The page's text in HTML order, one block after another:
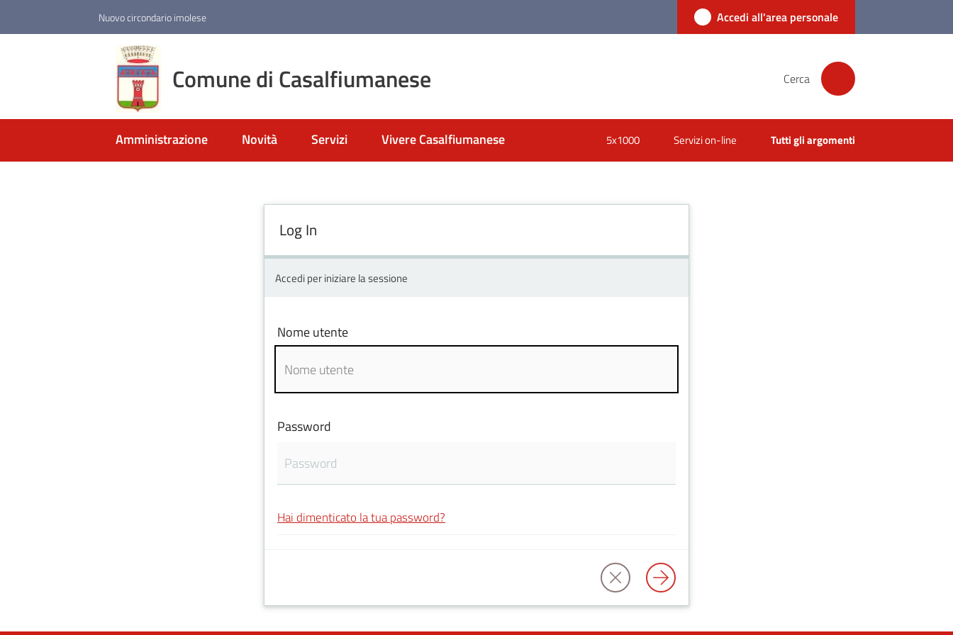
Nuovo circondario imolese Accedi all'area personale
Comune di Casalfiumanese Cerca
Amministrazione Novità Servizi Vivere Casalfiumanese 5x1000 Servizi on-line Tutti gli argomenti
Log In
Accedi per iniziare la sessione
Nome utente
Password
Hai dimenticato la tua password?